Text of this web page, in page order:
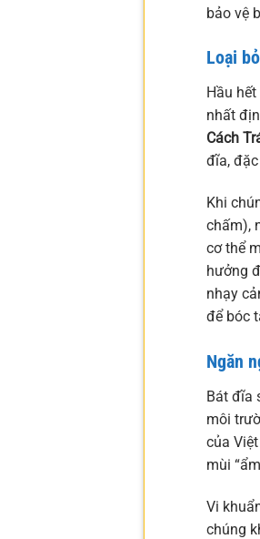
bảo vệ
Loại
Hầu
nhất
Cách
đĩa,
Khi
chấm),
cơ thể
hưởng
nhạy
để bóc
Ngăn
Bát đĩa
môi
của
mùi
Vi
chúng